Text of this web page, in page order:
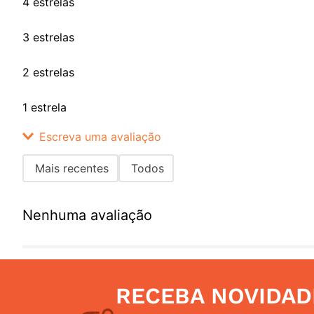
3 estrelas
2 estrelas
1 estrela
Escreva uma avaliação
Título
Mais recentes Todos
Nenhuma avaliação
RECEBA